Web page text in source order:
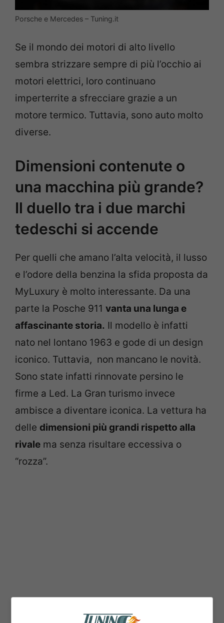
Porsche e Mercedes – Tuning.it
Se il mondo dei motori di alto livello
sembra strizzare sempre di più l’occhio ai
motori elettrici, loro continuano
imperterrite a sfrecciare grazie a un
motore termico. Tuttavia, sono auto molto
diverse.
Dimensioni contenute o
una macchina più grande?
Il duello tra i due marchi
tedeschi si accende
Per quelli che amano l’alta velocità, il lusso
e l’odore della benzina la sfida proposta da
MyLuxury è molto interessante. Da una
parte la Posche 911 vanta una lunga e
affascinante storia. Il modello è infatti
nato nel lontano 1963 e gode di un design
iconico. Tuttavia, non mancano le novità.
Sono state infatti rinnovate persino le
firme a Led. La Gran turismo invece
ambisce a diventare iconica. La vettura ha
delle dimensioni più grandi rispetto alla
rivale ma senza risultare eccessiva o
“rozza”.